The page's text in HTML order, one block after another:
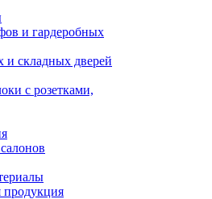
и гардеробных
складных дверей
с розетками,
продукция